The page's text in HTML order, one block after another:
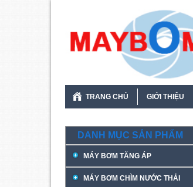
TRANG CHỦ GIỚI THIỆU
DANH MỤC SẢN PHẨM
MÁY BƠM TĂNG ÁP
MÁY BƠM CHÌM NƯỚC THẢI